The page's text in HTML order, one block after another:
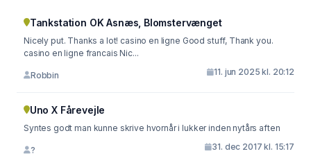
Tankstation OK Asnæs, Blomstervænget
Nicely put. Thanks a lot! casino en ligne Good stuff, Thank you.
casino en ligne francais Nic...
Robbin 11. jun 2025 kl. 20:12
Uno X Fårevejle
Syntes godt man kunne skrive hvornår i lukker inden nytårs aften
? 31. dec 2017 kl. 15:17